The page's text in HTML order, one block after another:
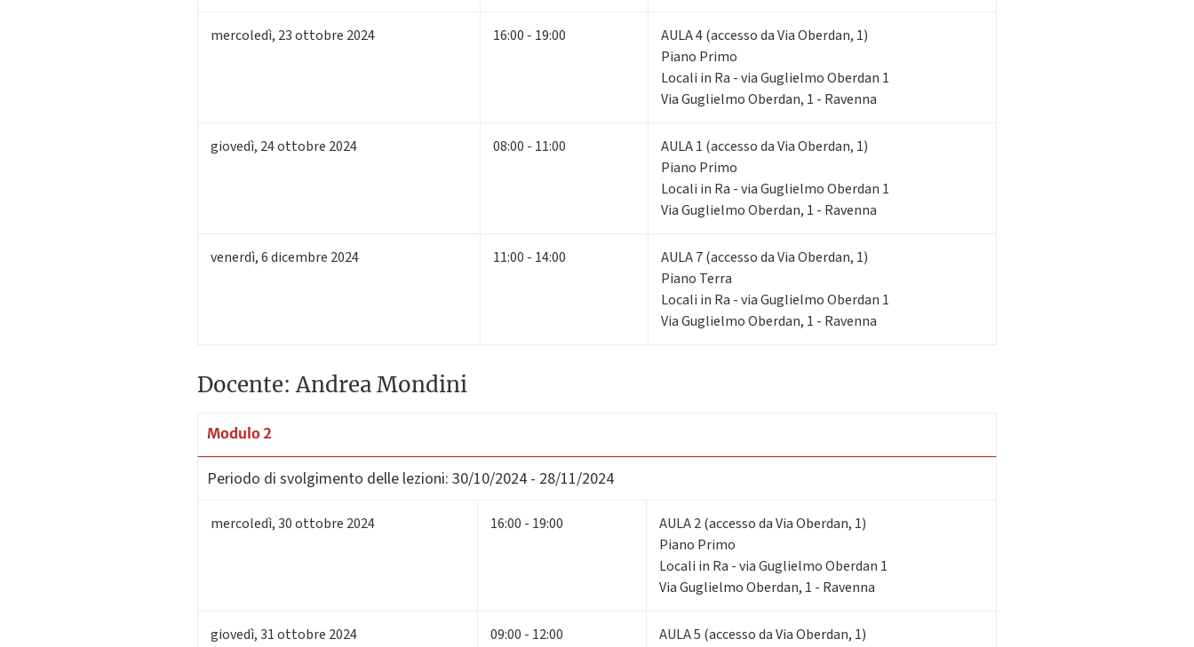
mercoledì, 23ottobre 2024 16:00 - 19:00
AULA 4 (accesso da Via Oberdan, 1)
Piano Primo
Locali in Ra - via Guglielmo Oberdan 1
Via Guglielmo Oberdan, 1 - Ravenna
giovedì, 24ottobre 2024 08:00 - 11:00
AULA 1 (accesso da Via Oberdan, 1)
Piano Primo
Locali in Ra - via Guglielmo Oberdan 1
Via Guglielmo Oberdan, 1 - Ravenna
venerdì,6dicembre 2024 11:00 - 14:00
AULA 7 (accesso da Via Oberdan, 1)
Piano Terra
Locali in Ra - via Guglielmo Oberdan 1
Via Guglielmo Oberdan, 1 - Ravenna
Docente: Andrea Mondini
Modulo 2
Periodo di svolgimento delle lezioni: 30/10/2024 - 28/11/2024
mercoledì,30ottobre 2024 16:00 - 19:00
AULA 2 (accesso da Via Oberdan, 1)
Piano Primo
Locali in Ra - via Guglielmo Oberdan 1
Via Guglielmo Oberdan, 1 - Ravenna
giovedì,31ottobre 2024 09:00 - 12:00
AULA 5 (accesso da Via Oberdan, 1)